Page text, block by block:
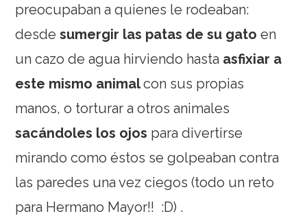
preocupaban a quienes le rodeaban:
desdesumergir las patas de su gatoen
un cazo de agua hirviendo hasta asfixiar a
este mismo animalcon sus propias
manos, o torturar a otros animales
sacándoles los ojos para divertirse
mirando como éstos se golpeaban contra
las paredes una vez ciegos (todo un reto
para Hermano Mayor!! :D) .